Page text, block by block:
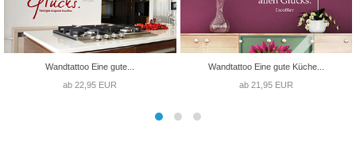
Wandtattoo Eine gute...
ab 22,95 EUR
Wandtattoo Eine gute Küche...
ab 21,95 EUR